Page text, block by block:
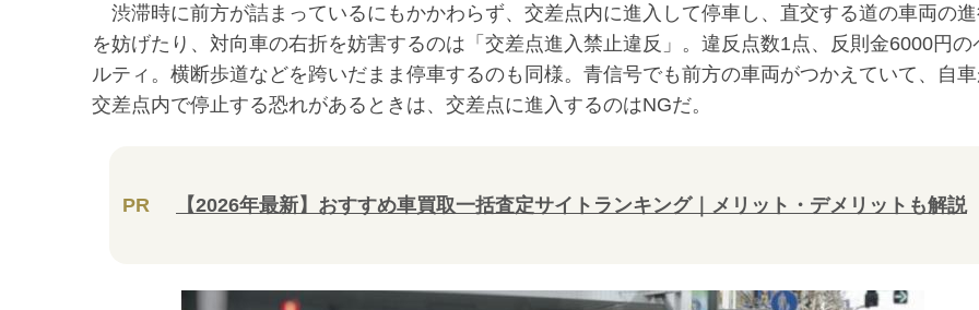
渋滞時に前方が詰まっているにもかかわらず、交差点内に進入して停車し、直交する道の車両の
を妨げたり、対向車の右折を妨害するのは「交差点進入禁止違反」。違反点数1点、反則金6000円の
ルティ。横断歩道などを跨いだまま停車するのも同様。青信号でも前方の車両がつかえていて、自
交差点内で停止する恐れがあるときは、交差点に進入するのはNGだ。
PR 【2026年最新】おすすめ車買取一括査定サイトランキング｜メリット・デメリットも解説